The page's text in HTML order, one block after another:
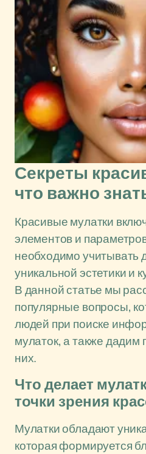
Секреты
что важно
Красивые мулатки
элементов и
необходимо учитывать
уникальной эстетики и
В данной статье мы
популярные вопросы,
людей при поиске
мулаток, а также
них.
Что делает
точки зрения
Мулатки обладают
которая формируется